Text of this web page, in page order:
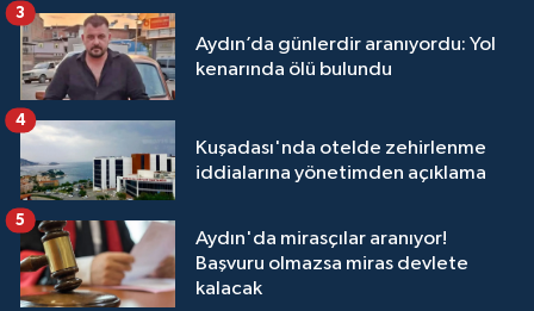
Aydın’da günlerdir aranıyordu: Yol
kenarında ölü bulundu
3
Kuşadası'nda otelde zehirlenme
iddialarına yönetimden açıklama
4
Aydın'da mirasçılar aranıyor!
Başvuru olmazsa miras devlete
kalacak
5